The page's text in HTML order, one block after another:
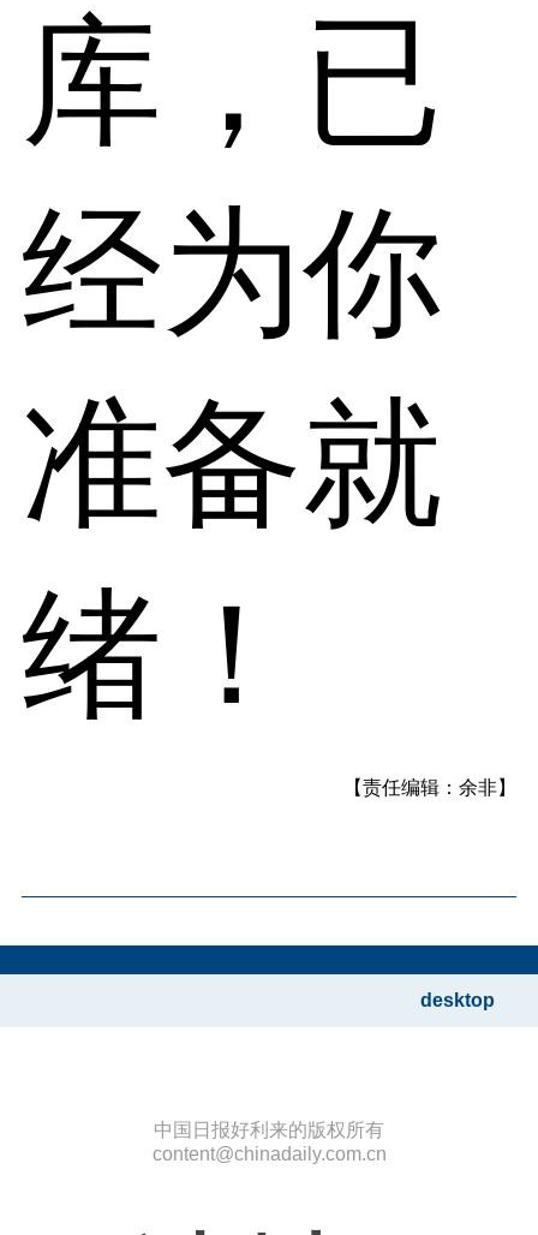
库，已
经为你
准备就
绪！
【责任编辑：余非】
desktop
中国日报好利来的版权所有
content@chinadaily.com.cn